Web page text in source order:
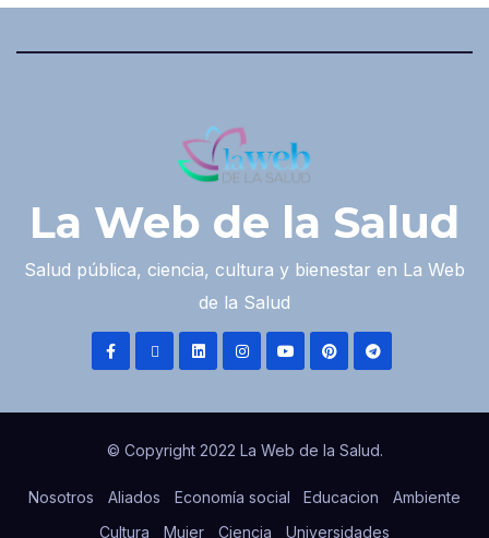
La Web de la Salud
Salud pública, ciencia, cultura y bienestar en La Web
de la Salud
© Copyright 2022 La Web de la Salud.
Nosotros Aliados Economía social Educacion
Ambiente
Cultura
Mujer Ciencia Universidades